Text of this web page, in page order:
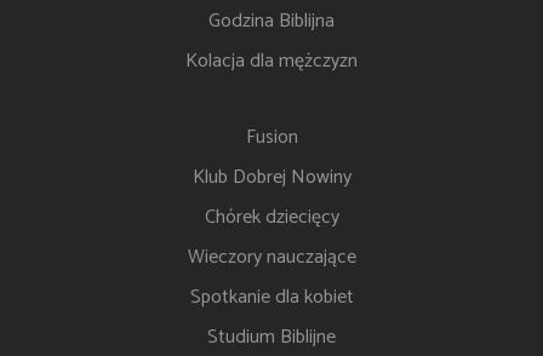
Godzina Biblijna
Kolacja dla mężczyzn
Fusion
Klub Dobrej Nowiny
Chórek dziecięcy
Wieczory nauczające
Spotkanie dla kobiet
Studium Biblijne